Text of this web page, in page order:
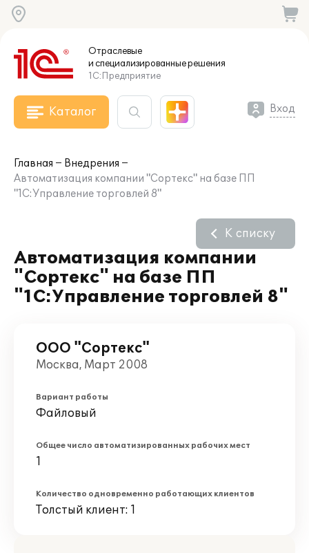
Отраслевые
и специализированныерешения
1С:Предприятие
Каталог Вход
Главная
Внедрения
Автоматизация компании "Сортекс" на базе ПП
"1С:Управление торговлей 8"
Автоматизация компании
"Сортекс" на базе ПП
"1С:Управление торговлей 8"
К списку
ООО "Сортекс"
Москва, Март 2008
Вариант работы
Файловый
Общее число автоматизированных рабочих мест
1
Количество одновременно работающих клиентов
Толстый клиент: 1